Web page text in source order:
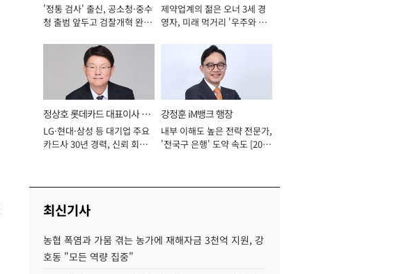
서관
'정통 검사' 출신, 공소청·중수
청 출범 앞두고 검찰개혁 완수
표이사 사장
제약업계의 젊은 오너 3세 경
영자, 미래 먹거리 '우주와 헬
정상호 롯데카드 대표이사 사
장
LG·현대·삼성 등 대기업 주요
카드사 30년 경력, 신뢰 회복
강정훈 iM뱅크 행장
내부 이해도 높은 전략 전문가,
'전국구 은행' 도약 속도 [2026
최신기사
농협 폭염과 가뭄 겪는 농가에 재해자금 3천억 지원, 강
호동 "모든 역량 집중"